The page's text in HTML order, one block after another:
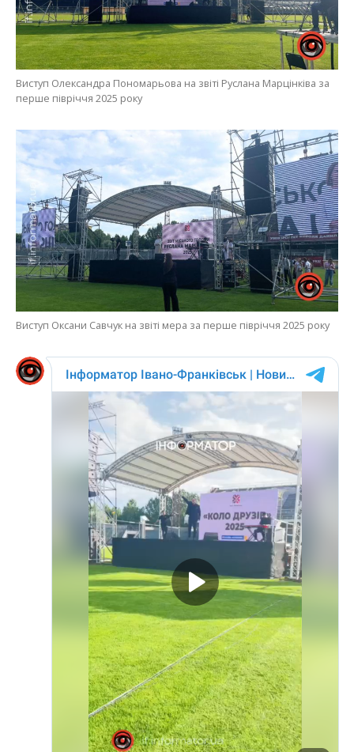
Виступ Олександра Пономарьова на звіті Руслана Марцінківа за
перше півріччя 2025 року
Виступ Оксани Савчук на звіті мера за перше півріччя 2025 року